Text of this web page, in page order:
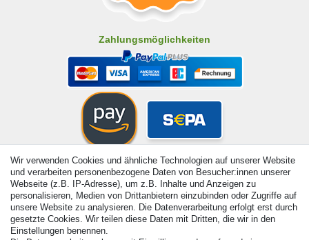
Zahlungsmöglichkeiten
Wir verwenden Cookies und ähnliche Technologien auf unserer Website
und verarbeiten personenbezogene Daten von Besucher:innen unserer
Webseite (z.B. IP-Adresse), um z.B. Inhalte und Anzeigen zu
personalisieren, Medien von Drittanbietern einzubinden oder Zugriffe auf
unsere Website zu analysieren. Die Datenverarbeitung erfolgt erst durch
gesetzte Cookies. Wir teilen diese Daten mit Dritten, die wir in den
Einstellungen benennen.